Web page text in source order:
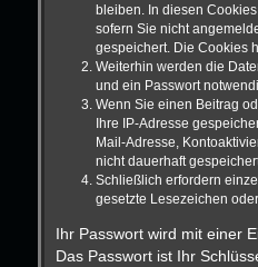
bleiben. In diesen
sofern Sie nicht
gespeichert. Die Cookies
Weiterhin werden die
und ein Passwort
Wenn Sie einen Beitrag
Ihre IP-Adresse
Mail-Adresse,
nicht dauerhaft
Schließlich erfordern
gesetzte Lesezeichen
Ihr Passwort wird mit einer
Das Passwort ist Ihr